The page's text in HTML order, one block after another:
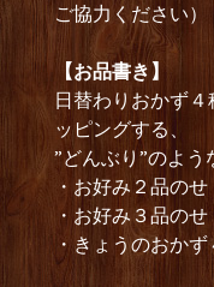
ご協力ください）
【お品書き】
日替わりおかず
ッピングする、
”どんぶり”のよう
・お好み２品の
・お好み３品の
・きょうのおか